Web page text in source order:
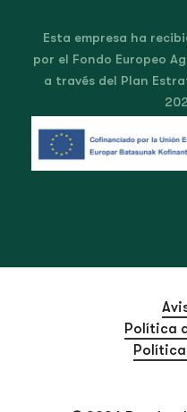
Esta empresa ha
por el Fondo Europeo
a través del Plan
Política